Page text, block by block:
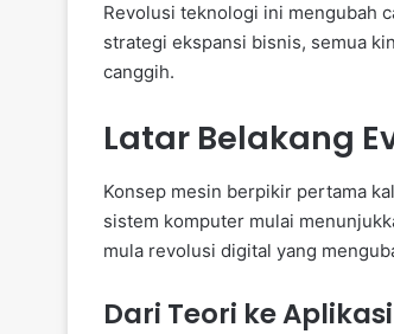
Revolusi teknologi ini mengubah
strategi ekspansi bisnis, semua
canggih.
Latar Belakang
Konsep mesin berpikir pertama
sistem komputer mulai
mula revolusi digital yang
Dari Teori ke